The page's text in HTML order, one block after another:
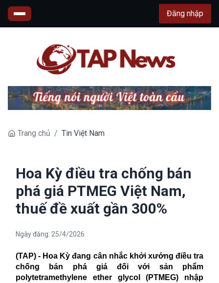
Đăng nhập
Trang chủ / Tin Việt Nam
Hoa Kỳ điều tra chống bán
phá giá PTMEG Việt Nam,
thuế đề xuất gần 300%
Ngày đăng: 25/4/2026
(TAP) - Hoa Kỳ đang cân nhắc khởi xướng điều tra
chống bán phá giá đối với sản phẩm
polytetramethylene ether glycol (PTMEG) nhập